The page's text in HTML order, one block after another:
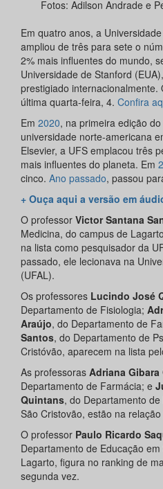
Fotos: Adilson Andrade e
Em quatro anos, a
ampliou de três para sete o
2% mais influentes do mundo,
Universidade de Stanford
prestigiado
última quarta-feira, 4. Confira
Em 2020, na primeira edição
universidade norte-americana
Elsevier, a UFS emplacou três
mais influentes do planeta. Em
cinco. Ano passado, passou
+ Ouça aqui a versão em
O professor Victor Santana
Medicina, do campus de
na lista como pesquisador da
passado, ele lecionava na
(UFAL).
Os professores Lucindo José
Departamento de Fisiologia;
Araújo, do Departamento de
Santos, do Departamento de
Cristóvão, aparecem na lista
As professoras Adriana Gibara
Departamento de Farmácia; e
Quintans, do Departamento
São Cristovão, estão na
O professor Paulo Ricardo
Departamento de Educação
Lagarto, figura no ranking de
segunda vez.